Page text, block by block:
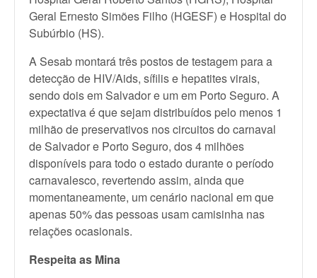
Geral Ernesto Simões Filho (HGESF) e Hospital do
Subúrbio (HS).
A Sesab montará três postos de testagem para a
detecção de HIV/Aids, sífilis e hepatites virais,
sendo dois em Salvador e um em Porto Seguro. A
expectativa é que sejam distribuídos pelo menos 1
milhão de preservativos nos circuitos do carnaval
de Salvador e Porto Seguro, dos 4 milhões
disponíveis para todo o estado durante o período
carnavalesco, revertendo assim, ainda que
momentaneamente, um cenário nacional em que
apenas 50% das pessoas usam camisinha nas
relações ocasionais.
Respeita as Mina